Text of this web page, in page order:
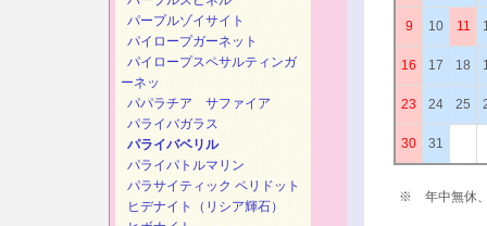
9 10 11
16 17 18
23 24 25
30 31
※ 年中無休、
パープルゾイサイト
パイロープガーネット
パイロープスペサルティンガ
ーネッ
パパラチア サファイア
パライバガラス
パライバベリル
パライパトルマリン
パラサイティック ペリドット
ヒデナイト（リシア輝石）